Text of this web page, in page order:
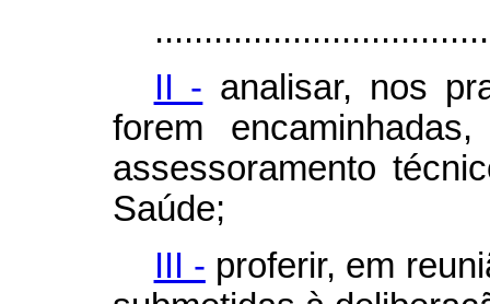
II - analisar, nos
forem
assessoramento
Saúde;
III - proferir, em